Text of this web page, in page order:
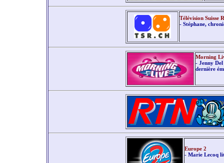
Télévision Suisse
- Stéphane,
Morning
- Jenny
dernière
Europe 2
- Marie Lecoq